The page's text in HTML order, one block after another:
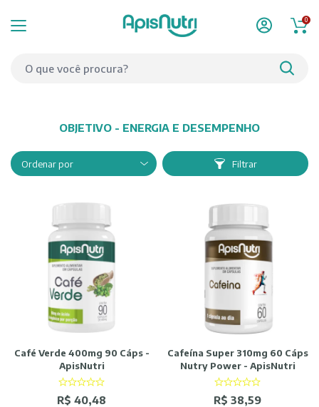
0
OBJETIVO - ENERGIA E DESEMPENHO
Filtrar
Café Verde 400mg 90 Cáps -
ApisNutri
R$ 40,48
Cafeína Super 310mg 60 Cáps
Nutry Power - ApisNutri
R$ 38,59